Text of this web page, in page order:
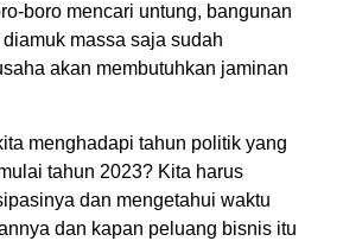
boro mencari untung, bangunan
massa saja sudah
akan membutuhkan jaminan
menghadapi tahun politik yang
tahun 2023? Kita harus
dan mengetahui waktu
dan kapan peluang bisnis itu